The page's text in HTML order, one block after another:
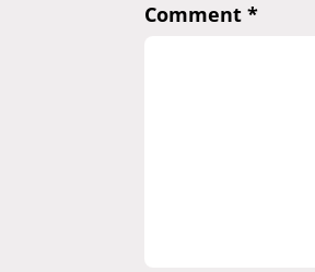
Comment *